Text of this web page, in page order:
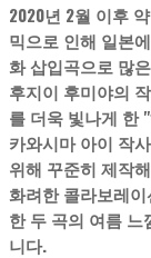
2020년 2월 이후
믹으로 인해 일본
화 삽입곡으로 많
후지이 후미야의
를 더욱 빛나게 한
카와시마 아이 작
위해 꾸준히 제작
화려한 콜라보레
한 두 곡의 여름
니다.